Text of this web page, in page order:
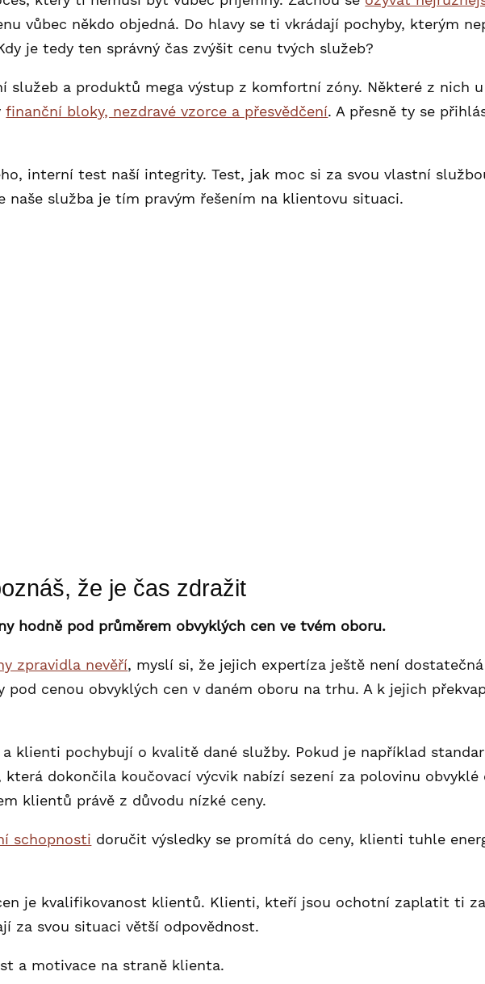
vůbec někdo objedná. Do hlavy se ti vkrádají pochyby, kterým
je tedy ten správný čas zvýšit cenu tvých služeb?
služeb a produktů mega výstup z komfortní zóny. Některé z nich
finanční bloky, nezdravé vzorce a přesvědčení. A přesně ty se
interní test naší integrity. Test, jak moc si za svou vlastní
služba je tím pravým řešením na klientovu situaci.
že je čas zdražit
hodně pod průměrem obvyklých cen ve tvém oboru.
zpravidla nevěří, myslí si, že jejich expertíza ještě není
pod cenou obvyklých cen v daném oboru na trhu. A k jejich
klienti pochybují o kvalitě dané služby. Pokud je například
která dokončila koučovací výcvik nabízí sezení za polovinu obvyklé
klientů právě z důvodu nízké ceny.
schopnosti doručit výsledky se promítá do ceny, klienti tuhle
je kvalifikovanost klientů. Klienti, kteří jsou ochotní zaplatit ti
za svou situaci větší odpovědnost.
a motivace na straně klienta.